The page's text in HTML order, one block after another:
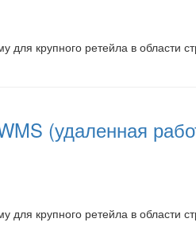
крупного ретейла в области
(удаленная
крупного ретейла в области